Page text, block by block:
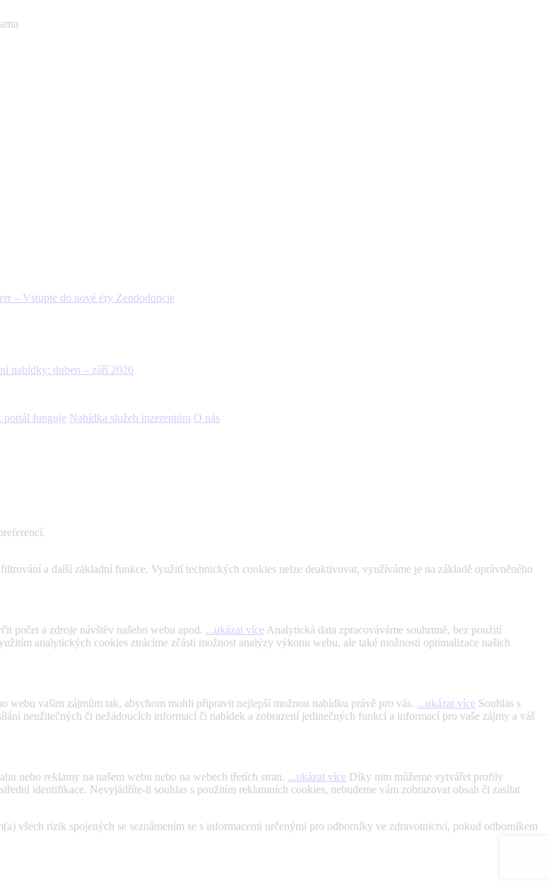
– Vstupte do nové éry Zendodoncie
nabídky: duben – září 2026
portál funguje Nabídka služeb inzerentům O nás
a další základní funkce. Využití technických cookies nelze deaktivovat, využíváme je na základě oprávněného
počet a zdroje návštěv našeho webu apod. ...ukázat více Analytická data zpracováváme souhrnně, bez použití
analytických cookies ztrácíme zčásti možnost analýzy výkonu webu, ale také možnosti optimalizace našich
webu vašim zájmům tak, abychom mohli připravit nejlepší možnou nabídku právě pro vás. ...ukázat více Souhlas s
neužitečných či nežádoucích informací či nabídek a zobrazení jedinečných funkcí a informací pro vaše zájmy a váš
nebo reklamy na našem webu nebo na webech třetích stran. ...ukázat více Díky nim můžeme vytvářet profily
identifikace. Nevyjádříte-li souhlas s použitím reklamních cookies, nebudeme vám zobrazovat obsah či zasílat
všech rizik spojených se seznámením se s informacemi určenými pro odborníky ve zdravotnictví, pokud odborníkem